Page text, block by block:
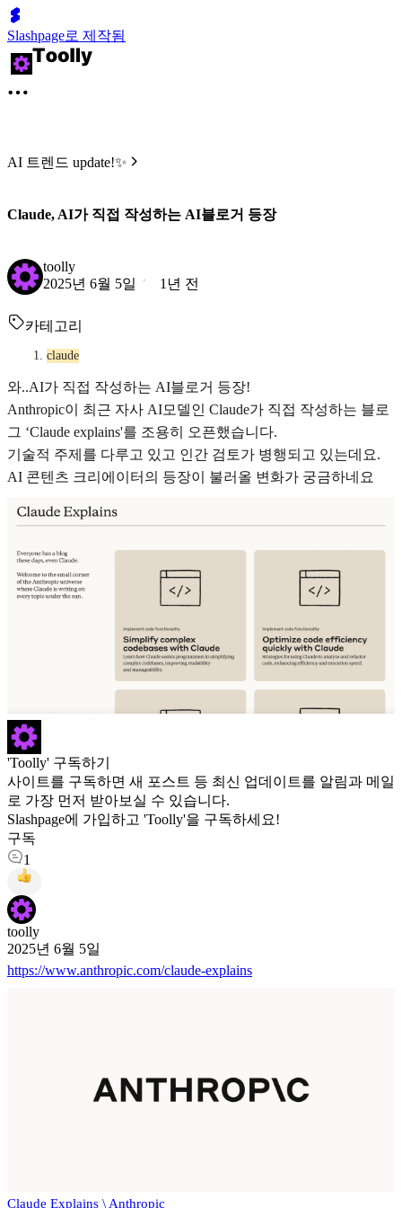
Slashpage로 제작됨
AI 트렌드 update!✨
Claude, AI가 직접 작성하는 AI블로거 등장
toolly
2025년 6월 5일
1년 전
카테고리
claude
와..AI가 직접 작성하는 AI블로거 등장!
Anthropic이 최근 자사 AI모델인 Claude가 직접 작성하는 블로
그 ‘Claude explains'를 조용히 오픈했습니다.
기술적 주제를 다루고 있고 인간 검토가 병행되고 있는데요.
AI 콘텐츠 크리에이터의 등장이 불러올 변화가 궁금하네요
'Toolly' 구독하기
사이트를 구독하면 새 포스트 등 최신 업데이트를 알림과 메일
로 가장 먼저 받아보실 수 있습니다.
Slashpage에 가입하고 'Toolly'을 구독하세요!
구독
1
toolly
2025년 6월 5일
https://www.anthropic.com/claude-explains
Claude Explains \ Anthropic